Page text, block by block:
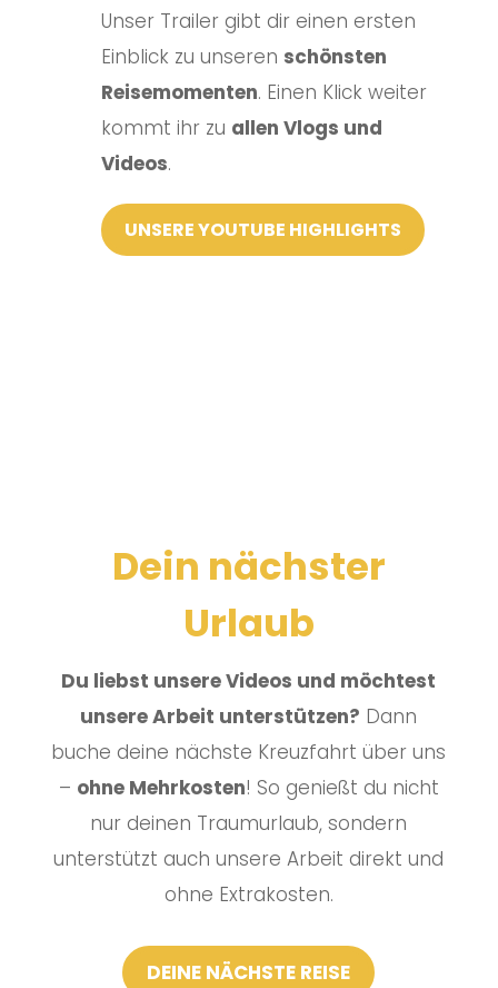
Unser Trailer gibt dir einen ersten
Einblick zu unseren schönsten
Reisemomenten. Einen Klick weiter
kommt ihr zu allen Vlogs und
Videos.
UNSERE YOUTUBE HIGHLIGHTS
Dein nächster
Urlaub
Du liebst unsere Videos und möchtest
unsere Arbeit unterstützen? Dann
buche deine nächste Kreuzfahrt über uns
– ohne Mehrkosten! So genießt du nicht
nur deinen Traumurlaub, sondern
unterstützt auch unsere Arbeit direkt und
ohne Extrakosten.
DEINE NÄCHSTE REISE